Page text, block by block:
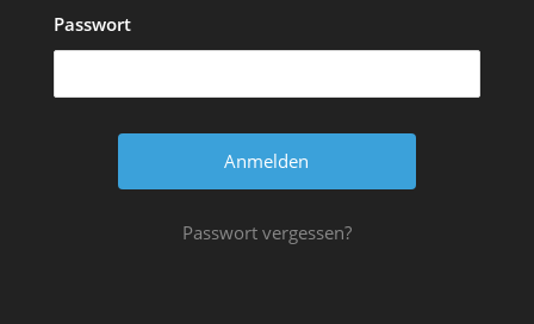
Passwort
Passwort vergessen?